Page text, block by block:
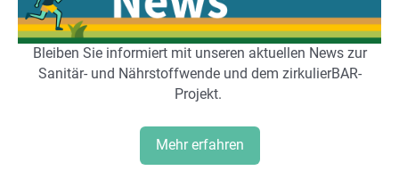
Bleiben Sie informiert mit unseren aktuellen News zur
Sanitär- und Nährstoffwende und dem zirkulierBAR-
Projekt.
Mehr erfahren